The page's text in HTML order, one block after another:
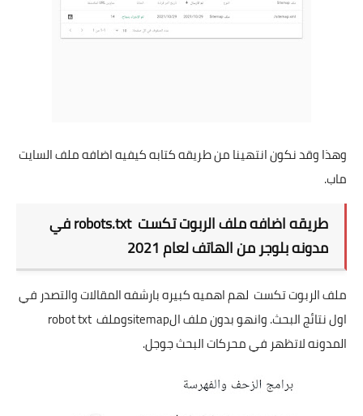
وهذا وقد نكون انتهينا من طريقه كتابه كيفيه اضافه ملف السايت
ماب.
طريقه اضافه ملف الربوت تكست robots.txt في
مدونه بلوجر من الهاتف لعام 2021
ملف الربوت تكست لهم اهميه كبيره بارشفه المقالات والتصدر في
اول نتائج البحث. وانهو بدون ملف الsitemapوملف robot txt
المدونه لاتظهر في محركات البحث جوجل.